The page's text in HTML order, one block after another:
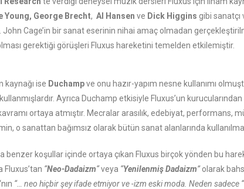
Young, George Brecht, Al Hansen ve Dick Higgins gibi sanatçı
John Cage’in bir sanat eserinin nihai amaç olmadan
gerektiği görüşleri Fluxus hareketini temelden etkilemiştir.
kaynağı ise Duchampve onu hazır-yapım nesne kullanımı
Ayrıca Duchamp etkisiyle Fluxus’un kurucularından
ortaya atmıştır. Mecralar arasılık, edebiyat, performans,
o sanattan bağımsız olarak bütün sanat alanlarında
benzer koşullar içinde ortaya çıkan Fluxus birçok yönden bu
Fluxus’tan “Neo-Dadaizm“veya “Yenilenmiş Dadaizm”olarak
‘nın “… neo hiçbir şey ifade etmiyor ve -izm eski moda. Neden sadece